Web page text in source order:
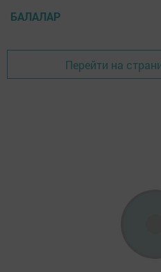
БАЛАЛАР
Перейти на